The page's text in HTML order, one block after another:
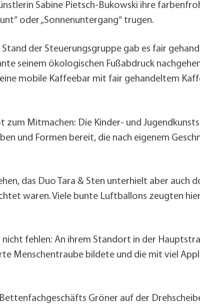
Sabine Pietsch-Bukowski ihre
oder „Sonnenuntergang“ trugen.
der Steuerungsgruppe gab es fair
seinem ökologischen Fußabdruck
mobile Kaffeebar mit fair gehandeltem
Mitmachen: Die Kinder- und
und Formen bereit, die nach eigenem
das Duo Tara & Sten unterhielt aber auch
waren. Viele bunte Luftballons zeugten
fehlen: An ihrem Standort in der
Menschentraube bildete und die mit viel
Gröner auf der